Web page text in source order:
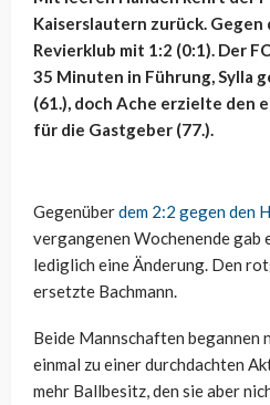
Kaiserslautern zurück.
Revierklub mit 1:2 (0:1). Der
35 Minuten in Führung, Sylla
(61.), doch Ache erzielte den
für die Gastgeber (77.).
Gegenüberdem 2:2 gegen den
vergangenen Wochenende gab
lediglich eine Änderung. Den
ersetzte Bachmann.
Beide Mannschaften begannen
einmal zu einer durchdachten
mehr Ballbesitz, den sie aber